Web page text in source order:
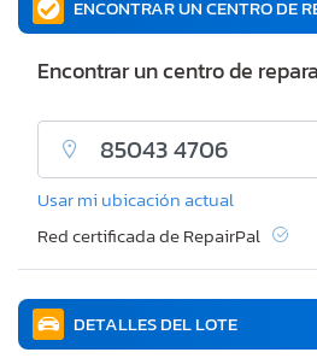
DETALLES DEL LOTE
ENCONTRAR UN CENTRO DE
Encontrar un centro de
Usar mi ubicación actual
Red certificada de RepairPal